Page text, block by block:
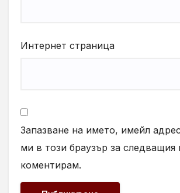
Интернет страница
Запазване на името, имейл
ми в този браузър за следващия
коментирам.